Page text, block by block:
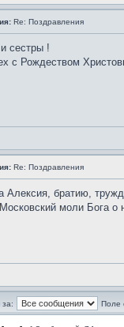
Re: Поздравления
сестры !
с Рождеством
Re: Поздравления
Алексия, братию,
моли Бога о
за: Поле